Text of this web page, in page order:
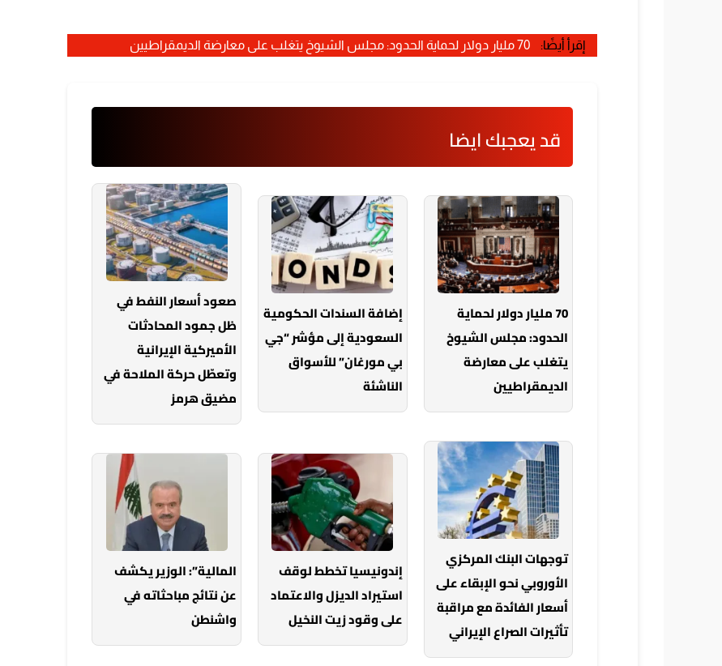
إقرأ أيضًا: 70 مليار دولار لحماية الحدود: مجلس الشيوخ يتغلب على معارضة الديمقراطيين
قد يعجبك ايضا
70 مليار دولار لحماية
الحدود: مجلس الشيوخ
يتغلب على معارضة
الديمقراطيين
إضافة السندات الحكومية
السعودية إلى مؤشر “جي
بي مورغان” للأسواق
الناشئة
صعود أسعار النفط في
ظل جمود المحادثات
الأميركية الإيرانية
وتعطّل حركة الملاحة في
مضيق هرمز
توجهات البنك المركزي
الأوروبي نحو الإبقاء على
أسعار الفائدة مع مراقبة
تأثيرات الصراع الإيراني
إندونيسيا تخطط لوقف
استيراد الديزل والاعتماد
على وقود زيت النخيل
المالية”: الوزير يكشف
عن نتائج مباحثاته في
واشنطن